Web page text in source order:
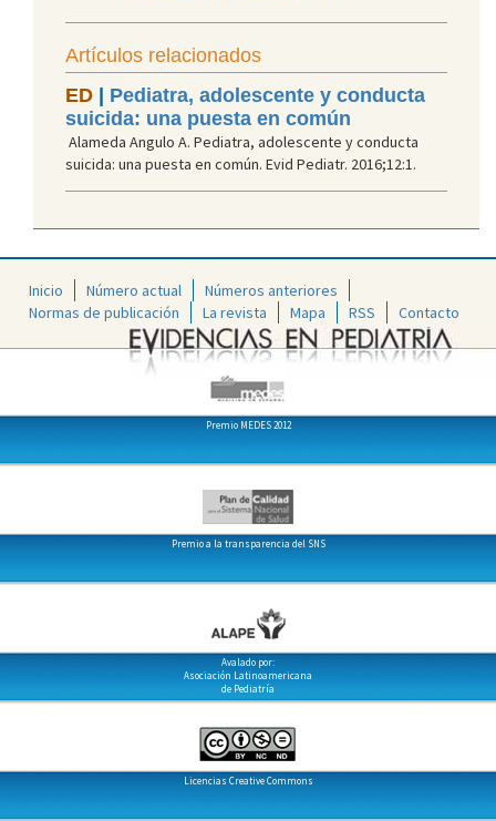
Artículos relacionados
ED | Pediatra, adolescente y conducta
suicida: una puesta en común
Alameda Angulo A. Pediatra, adolescente y conducta
suicida: una puesta en común. Evid Pediatr. 2016;12:1.
Inicio Número actual
Números anteriores
Normas de publicación
La revista Mapa RSS Contacto
Premio MEDES 2012
Premio a la transparencia del SNS
Avalado por:
Asociación Latinoamericana
de Pediatría
Licencias Creative Commons